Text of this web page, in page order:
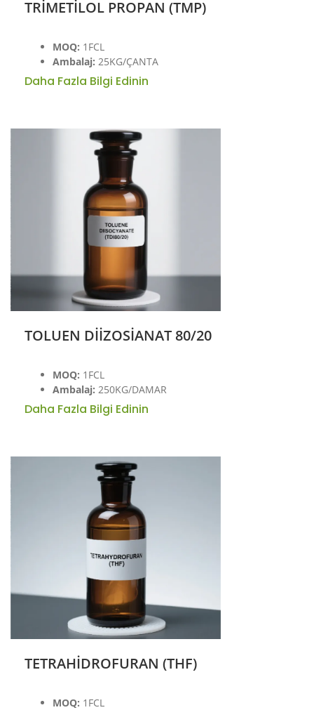
TRİMETİLOL PROPAN (TMP)
MOQ: 1FCL
Ambalaj: 25KG/ÇANTA
Daha Fazla Bilgi Edinin
TOLUEN DİİZOSİANAT 80/20
MOQ: 1FCL
Ambalaj: 250KG/DAMAR
Daha Fazla Bilgi Edinin
TETRAHİDROFURAN (THF)
MOQ: 1FCL